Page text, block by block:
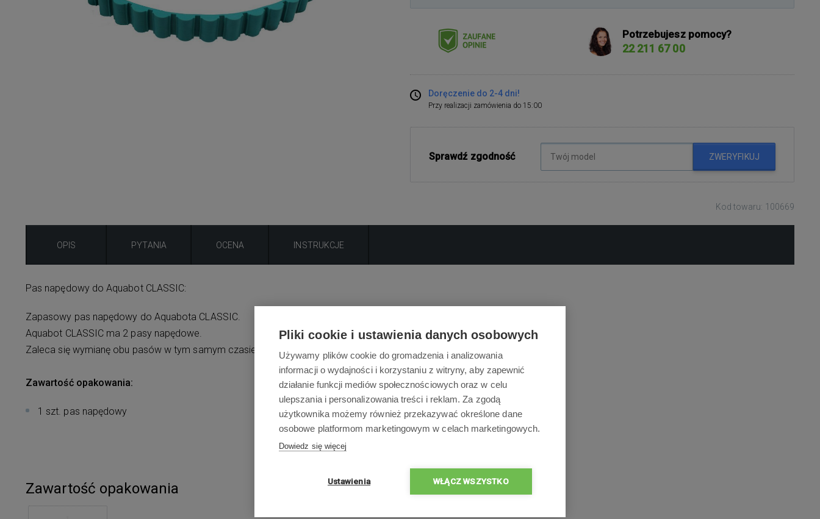
Potrzebujesz pomocy?
22 211 67 00
Doręczenie do 2-4 dni!
Przy realizacji zamówienia do 15:00
Sprawdź zgodność ZWERYFIKUJ
Kod towaru: 100669
OPIS PYTANIA OCENA INSTRUKCJE
Pas napędowy do Aquabot CLASSIC:
Zapasowy pas napędowy do Aquabota CLASSIC.
Aquabot CLASSIC ma 2 pasy napędowe.
Zaleca się wymianę obu pasów w tym samym czasie.
Zawartość opakowania:
1 szt. pas napędowy
Zawartość opakowania
Pliki cookie i ustawienia danych osobowych
Używamy plików cookie do gromadzenia i analizowania
informacji o wydajności i korzystaniu z witryny, aby zapewnić
działanie funkcji mediów społecznościowych oraz w celu
ulepszania i personalizowania treści i reklam. Za zgodą
użytkownika możemy również przekazywać określone dane
osobowe platformom marketingowym w celach marketingowych.
Dowiedz się więcej
Ustawienia WŁĄCZ WSZYSTKO